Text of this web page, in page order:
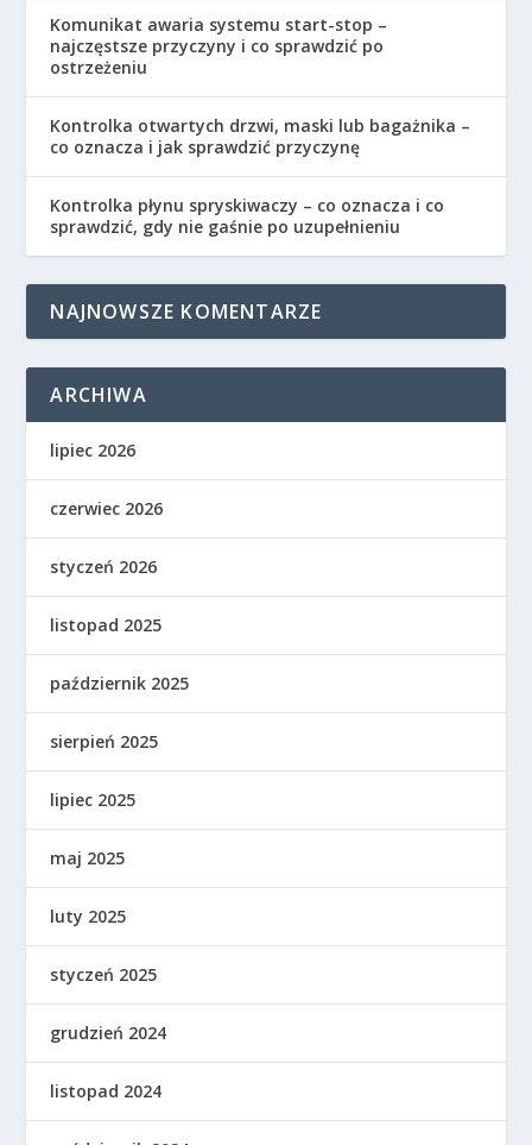
Komunikat awaria systemu start-stop –
najczęstsze przyczyny i co sprawdzić po
ostrzeżeniu
Kontrolka otwartych drzwi, maski lub bagażnika –
co oznacza i jak sprawdzić przyczynę
Kontrolka płynu spryskiwaczy – co oznacza i co
sprawdzić, gdy nie gaśnie po uzupełnieniu
NAJNOWSZE KOMENTARZE
ARCHIWA
lipiec 2026
czerwiec 2026
styczeń 2026
listopad 2025
październik 2025
sierpień 2025
lipiec 2025
maj 2025
luty 2025
styczeń 2025
grudzień 2024
listopad 2024